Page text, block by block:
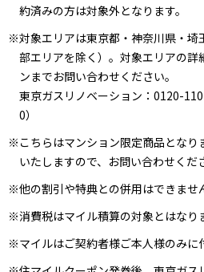
約済みの方は対象外となります。
※対象エリアは東京都・神奈川県・埼
部エリアを除く）。対象エリアの詳
ンまでお問い合わせください。
東京ガスリノベーション：0120-
0）
※こちらはマンション限定商品となり
いたしますので、お問い合わせくだ
※他の割引や特典との併用はできませ
※消費税はマイル積算の対象とはなり
※マイルはご契約者様ご本人様のみに